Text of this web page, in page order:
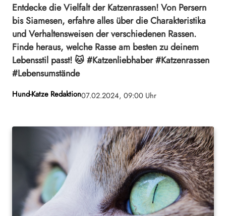
Entdecke die Vielfalt der Katzenrassen! Von Persern
bis Siamesen, erfahre alles über die Charakteristika
und Verhaltensweisen der verschiedenen Rassen.
Finde heraus, welche Rasse am besten zu deinem
Lebensstil passt! 🐱 #Katzenliebhaber #Katzenrassen
#Lebensumstände
Hund-Katze Redaktion07.02.2024, 09:00 Uhr